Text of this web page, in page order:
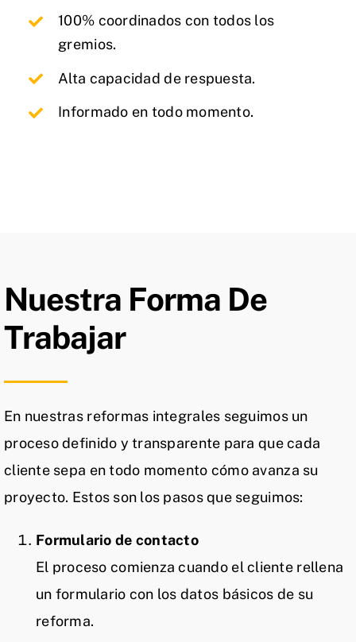
100% coordinados con todos los
gremios.
Alta capacidad de respuesta.
Informado en todo momento.
Nuestra Forma De
Trabajar
En nuestras reformas integrales seguimos un
proceso definido y transparente para que cada
cliente sepa en todo momento cómo avanza su
proyecto. Estos son los pasos que seguimos:
Formulario de contacto
El proceso comienza cuando el cliente rellena
un formulario con los datos básicos de su
reforma.